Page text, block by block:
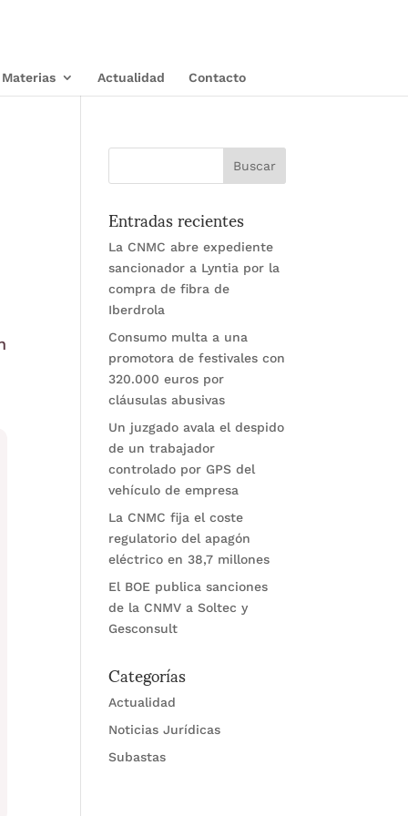
Materias Actualidad Contacto
Entradas recientes
La CNMC abre expediente
sancionador a Lyntia por la
compra de fibra de
Iberdrola
Consumo multa a una
promotora de festivales con
320.000 euros por
cláusulas abusivas
Un juzgado avala el despido
de un trabajador
controlado por GPS del
vehículo de empresa
La CNMC fija el coste
regulatorio del apagón
eléctrico en 38,7 millones
El BOE publica sanciones
de la CNMV a Soltec y
Gesconsult
Categorías
Actualidad
Noticias Jurídicas
Subastas